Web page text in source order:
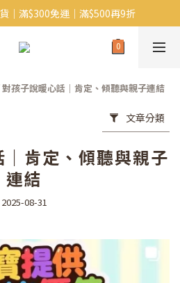
機蝴蝶麵番貨啦~!
｜滿$300免運｜滿$500再9折
濕紙巾補貨啦~
對孩子說暖心話｜肯定、傾聽與親子連結
文章分類
肯定、傾聽與親子
連結
2025-08-31